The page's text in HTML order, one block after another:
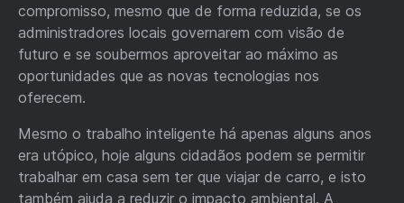
compromisso, mesmo que de forma reduzida, se os
administradores locais governarem com visão de
futuro e se soubermos aproveitar ao máximo as
oportunidades que as novas tecnologias nos
oferecem.
Mesmo o trabalho inteligente há apenas alguns anos
era utópico, hoje alguns cidadãos podem se permitir
trabalhar em casa sem ter que viajar de carro, e isto
também ajuda a reduzir o impacto ambiental. A